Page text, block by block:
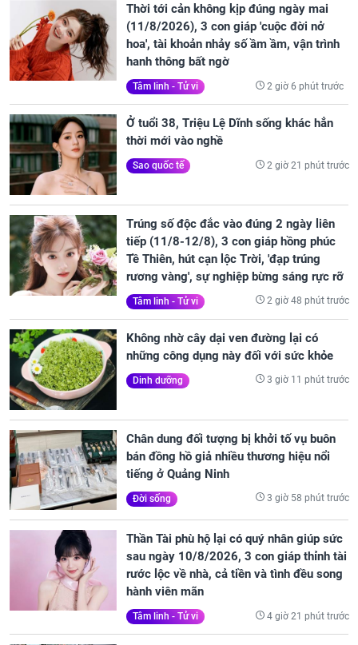
Thời tới cản không kịp đúng ngày mai
(11/8/2026), 3 con giáp 'cuộc đời nở
hoa', tài khoản nhảy số ầm ầm, vận trình
hanh thông bất ngờ
Tâm linh - Tử vi 2 giờ 6 phút trước
Ở tuổi 38, Triệu Lệ Dĩnh sống khác hẳn
thời mới vào nghề
Sao quốc tế 2 giờ 21 phút trước
Trúng số độc đắc vào đúng 2 ngày liên
tiếp (11/8-12/8), 3 con giáp hồng phúc
Tề Thiên, hút cạn lộc Trời, 'đạp trúng
rương vàng', sự nghiệp bừng sáng rực rỡ
Tâm linh - Tử vi 2 giờ 48 phút trước
Không nhờ cây dại ven đường lại có
những công dụng này đối với sức khỏe
Dinh dưỡng 3 giờ 11 phút trước
Chân dung đối tượng bị khởi tố vụ buôn
bán đồng hồ giả nhiều thương hiệu nổi
tiếng ở Quảng Ninh
Đời sống 3 giờ 58 phút trước
Thần Tài phù hộ lại có quý nhân giúp sức
sau ngày 10/8/2026, 3 con giáp thỉnh tài
rước lộc về nhà, cả tiền và tình đều song
hành viên mãn
Tâm linh - Tử vi 4 giờ 21 phút trước